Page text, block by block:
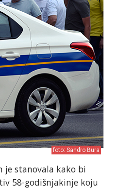
foto: Sandro Bura
je stanovala kako bi
58-godišnjakinje koju